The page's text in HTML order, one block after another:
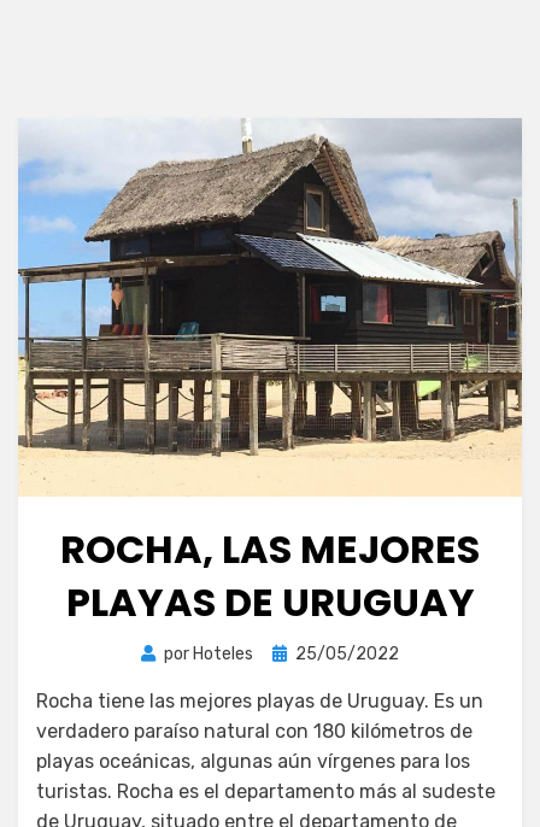
ROCHA, LAS MEJORES
PLAYAS DE URUGUAY
por Hoteles
Publicada
25/05/2022
Rocha tiene las mejores playas de Uruguay. Es un
verdadero paraíso natural con 180 kilómetros de
playas oceánicas, algunas aún vírgenes para los
turistas. Rocha es el departamento más al sudeste
de Uruguay, situado entre el departamento de